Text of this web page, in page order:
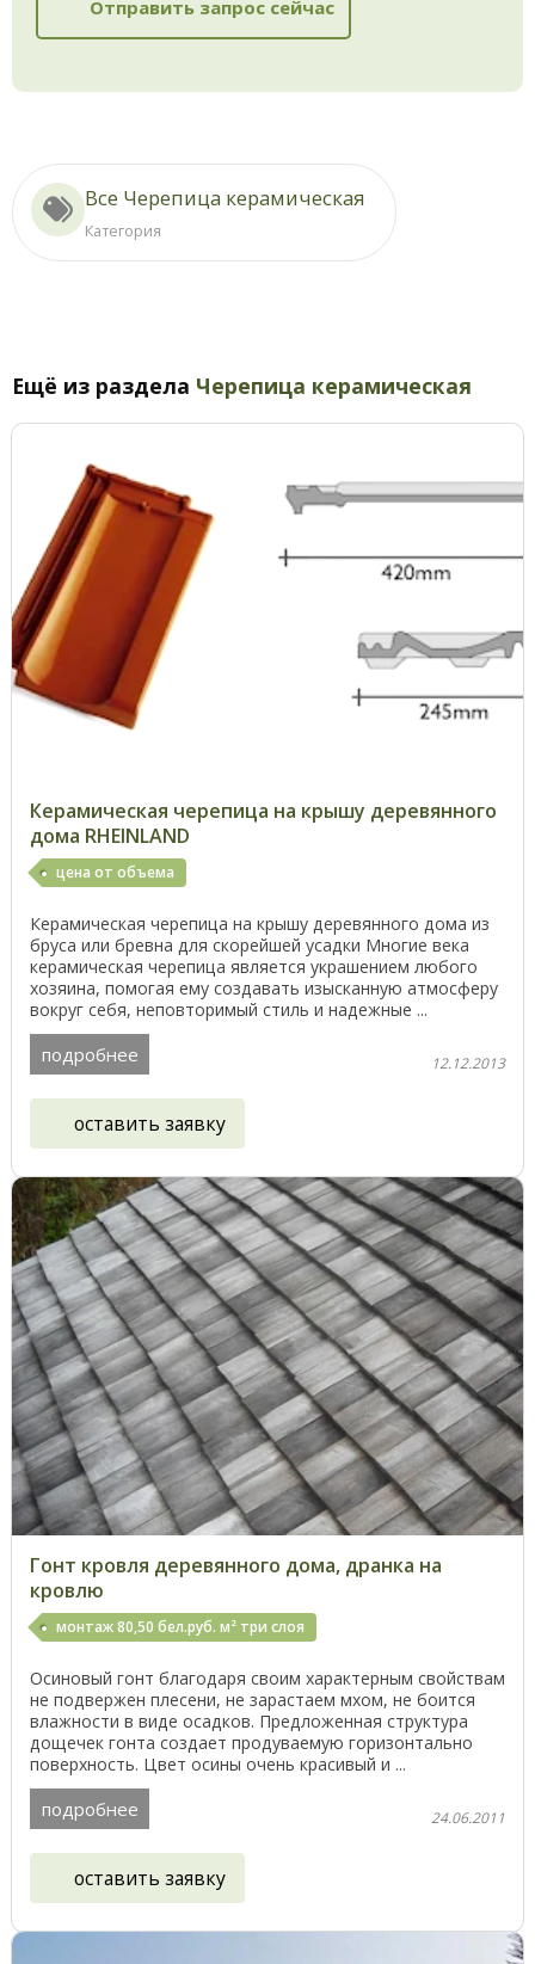
Отправить запрос сейчас
Все Черепица керамическая
Категория
Ещё из раздела Черепица керамическая
Керамическая черепица на крышу деревянного
дома RHEINLAND
цена от объема
Керамическая черепица на крышу деревянного дома из
бруса или бревна для скорейшей усадки Многие века
керамическая черепица является украшением любого
хозяина, помогая ему создавать изысканную атмосферу
вокруг себя, неповторимый стиль и надежные ...
подробнее 12.12.2013
оставить заявку
Гонт кровля деревянного дома, дранка на
кровлю
монтаж 80,50 бел.руб. м² три слоя
Осиновый гонт благодаря своим характерным свойствам
не подвержен плесени, не зарастаем мхом, не боится
влажности в виде осадков. Предложенная структура
дощечек гонта создает продуваемую горизонтально
поверхность. Цвет осины очень красивый и ...
подробнее 24.06.2011
оставить заявку